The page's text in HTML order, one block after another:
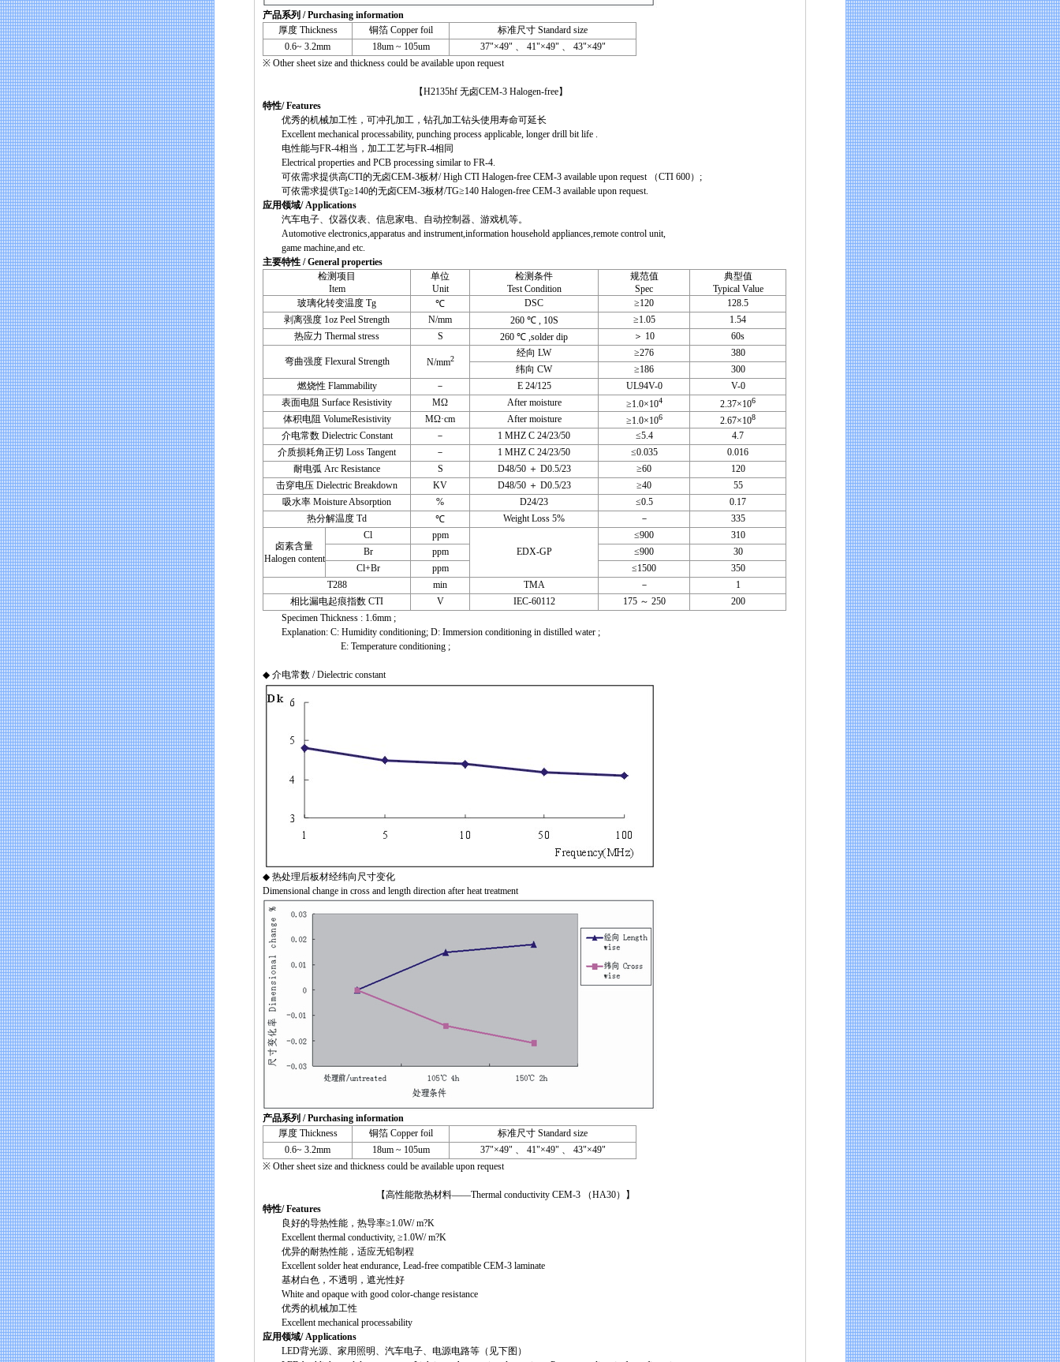
产品系列 / Purchasing information
厚度 Thickness
铜箔 Copper foil
标准尺寸 Standard size
0.6~ 3.2mm
18um ~ 105um
37"×49" 、 41"×49" 、 43"×49"
※ Other sheet size and thickness could be available upon request
【H2135hf 无卤CEM-3 Halogen-free】
特性/ Features
优秀的机械加工性，可冲孔加工，钻孔加工钻头使用寿命可延长
Excellent mechanical processability, punching process applicable, longer drill bit life .
电性能与FR-4相当，加工工艺与FR-4相同
Electrical properties and PCB processing similar to FR-4.
可依需求提供高CTI的无卤CEM-3板材/ High CTI Halogen-free CEM-3 available upon request （CTI 600）;
可依需求提供Tg≥140的无卤CEM-3板材/TG≥140 Halogen-free CEM-3 available upon request.
应用领域/ Applications
汽车电子、仪器仪表、信息家电、自动控制器、游戏机等。
Automotive electronics,apparatus and instrument,information household appliances,remote control unit,
game machine,and etc.
主要特性 / General properties
检测项目
Item
单位
Unit
检测条件
Test Condition
规范值
Spec
典型值
Typical Value
玻璃化转变温度 Tg
℃ DSC ≥120
128.5
剥离强度 1oz Peel Strength
N/mm 260 ℃ , 10S ≥1.05
1.54
热应力 Thermal stress
S 260 ℃ ,solder dip ＞ 10 60s
弯曲强度 Flexural Strength N/mm2
经向 LW ≥276
380
纬向 CW
≥186
300
燃烧性 Flammability
－ E 24/125 UL94V-0
V-0
表面电阻 Surface Resistivity
MΩ After moisture ≥1.0×104 2.37×106
体积电阻 VolumeResistivity MΩ·cm After moisture ≥1.0×106 2.67×108
介电常数 Dielectric Constant － 1 MHZ C 24/23/50 ≤5.4
4.7
介质损耗角正切 Loss Tangent
－ 1 MHZ C 24/23/50 ≤0.035
0.016
耐电弧 Arc Resistance
S D48/50 ＋ D0.5/23 ≥60
120
击穿电压 Dielectric Breakdown
KV D48/50 ＋ D0.5/23 ≥40
55
吸水率 Moisture Absorption
% D24/23 ≤0.5
0.17
热分解温度 Td
℃ Weight Loss 5% － 335
卤素含量
Halogen content
Cl
ppm
EDX-GP
≤900
310
Br
ppm ≤900
30
Cl+Br
ppm ≤1500
350
T288
min TMA －
1
相比漏电起痕指数 CTI
V IEC-60112 175 ～ 250
200
Specimen Thickness : 1.6mm ;
Explanation: C: Humidity conditioning; D: Immersion conditioning in distilled water ;
E: Temperature conditioning ;
◆ 介电常数 / Dielectric constant
◆ 热处理后板材经纬向尺寸变化
Dimensional change in cross and length direction after heat treatment
产品系列 / Purchasing information
厚度 Thickness
铜箔 Copper foil
标准尺寸 Standard size
0.6~ 3.2mm
18um ~ 105um
37"×49" 、 41"×49" 、 43"×49"
※ Other sheet size and thickness could be available upon request
【高性能散热材料——Thermal conductivity CEM-3 （HA30）】
特性/ Features
良好的导热性能，热导率≥1.0W/ m?K
Excellent thermal conductivity, ≥1.0W/ m?K
优异的耐热性能，适应无铅制程
Excellent solder heat endurance, Lead-free compatible CEM-3 laminate
基材白色，不透明，遮光性好
White and opaque with good color-change resistance
优秀的机械加工性
Excellent mechanical processability
应用领域/ Applications
LED背光源、家用照明、汽车电子、电源电路等（见下图）